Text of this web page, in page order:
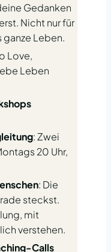
Gedanken
Nicht nur für
ganze Leben.
Love,
Leben
: Zwei
20 Uhr,
: Die
steckst.
mit
verstehen.
Calls